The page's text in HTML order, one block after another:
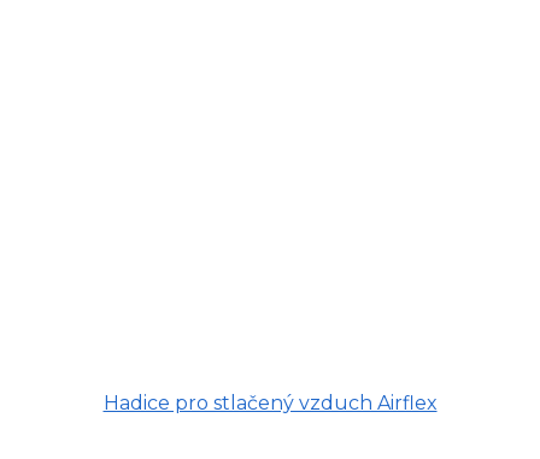
Hadice pro stlačený vzduch Airflex